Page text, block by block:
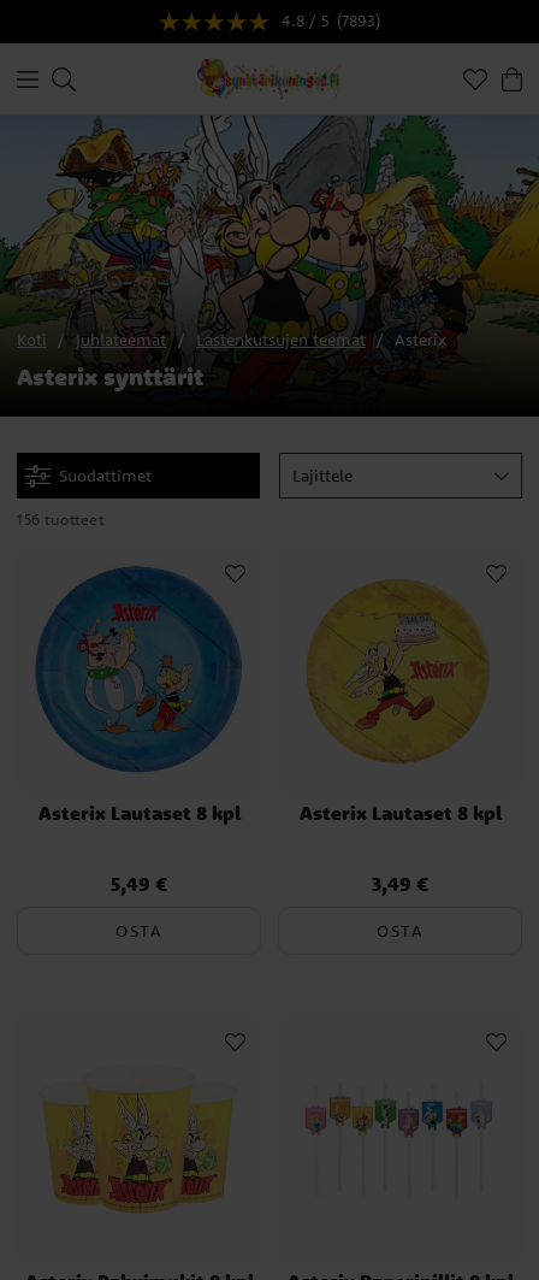
4.8 / 5 (7893)
Koti Juhlateemat Lastenkutsujen teemat Asterix
Asterix synttärit
Suodattimet Lajittele
156 tuotteet
Asterix Lautaset 8 kpl
Hinta:5,49 €
5,49 €
OSTA
Asterix Lautaset 8 kpl
Hinta:3,49 €
3,49 €
OSTA